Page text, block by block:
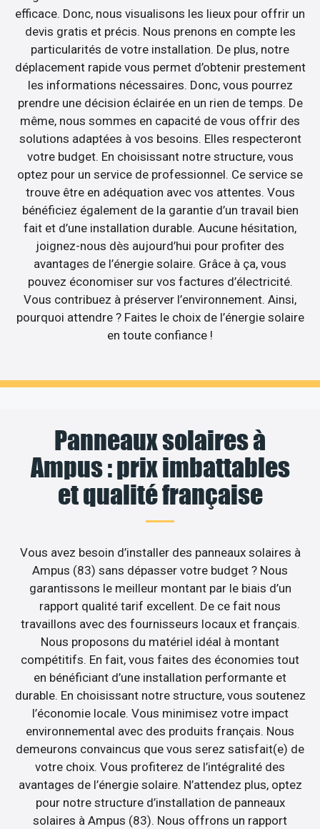
efficace. Donc, nous visualisons les lieux pour offrir un
devis gratis et précis. Nous prenons en compte les
particularités de votre installation. De plus, notre
déplacement rapide vous permet d’obtenir prestement
les informations nécessaires. Donc, vous pourrez
prendre une décision éclairée en un rien de temps. De
même, nous sommes en capacité de vous offrir des
solutions adaptées à vos besoins. Elles respecteront
votre budget. En choisissant notre structure, vous
optez pour un service de professionnel. Ce service se
trouve être en adéquation avec vos attentes. Vous
bénéficiez également de la garantie d’un travail bien
fait et d’une installation durable. Aucune hésitation,
joignez-nous dès aujourd’hui pour profiter des
avantages de l’énergie solaire. Grâce à ça, vous
pouvez économiser sur vos factures d’électricité.
Vous contribuez à préserver l’environnement. Ainsi,
pourquoi attendre ? Faites le choix de l’énergie solaire
en toute confiance !
Panneaux solaires à
Ampus : prix imbattables
et qualité française
Vous avez besoin d’installer des panneaux solaires à
Ampus (83) sans dépasser votre budget ? Nous
garantissons le meilleur montant par le biais d’un
rapport qualité tarif excellent. De ce fait nous
travaillons avec des fournisseurs locaux et français.
Nous proposons du matériel idéal à montant
compétitifs. En fait, vous faites des économies tout
en bénéficiant d’une installation performante et
durable. En choisissant notre structure, vous soutenez
l’économie locale. Vous minimisez votre impact
environnemental avec des produits français. Nous
demeurons convaincus que vous serez satisfait(e) de
votre choix. Vous profiterez de l’intégralité des
avantages de l’énergie solaire. N’attendez plus, optez
pour notre structure d’installation de panneaux
solaires à Ampus (83). Nous offrons un rapport